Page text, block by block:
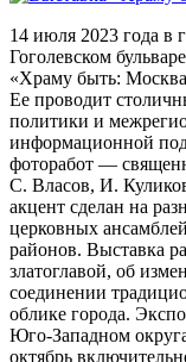
14 июля 2023 года в
Гоголевском
«Храму быть:
Ее проводит
политики и
информационной
фоторабот —
С. Власов, И.
акцент сделан на
церковных
районов. Выставка
златоглавой, об
соединении
облике города.
Юго-Западном
октябрь